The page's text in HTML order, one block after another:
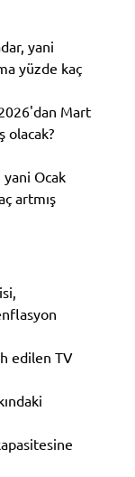
yani
yüzde kaç
Mart
olacak?
yani Ocak
artmış
edilen TV